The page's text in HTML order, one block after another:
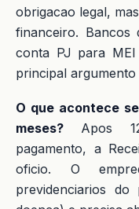
obrigacao legal,
financeiro. Bancos
conta PJ para MEI
principal
O que acontece
meses? Apos
pagamento, a
oficio. O
previdenciarios do